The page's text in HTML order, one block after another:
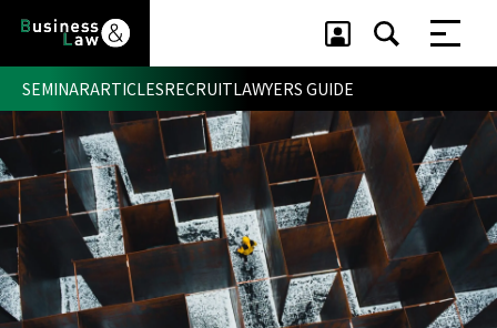
セミナー ・ 記事
セミナー
記事
リクルート
SEMINARARTICLESRECRUITLAWYERS GUIDE